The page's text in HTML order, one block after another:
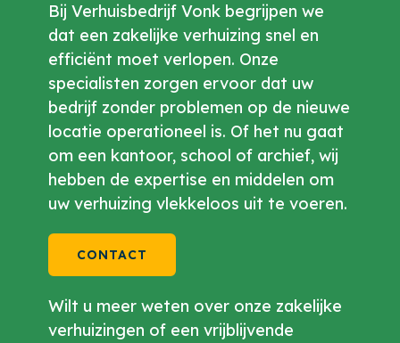
Bij Verhuisbedrijf Vonk begrijpen we
dat een zakelijke verhuizing snel en
efficiënt moet verlopen. Onze
specialisten zorgen ervoor dat uw
bedrijf zonder problemen op de nieuwe
locatie operationeel is. Of het nu gaat
om een kantoor, school of archief, wij
hebben de expertise en middelen om
uw verhuizing vlekkeloos uit te voeren.
CONTACT
Wilt u meer weten over onze zakelijke
verhuizingen of een vrijblijvende